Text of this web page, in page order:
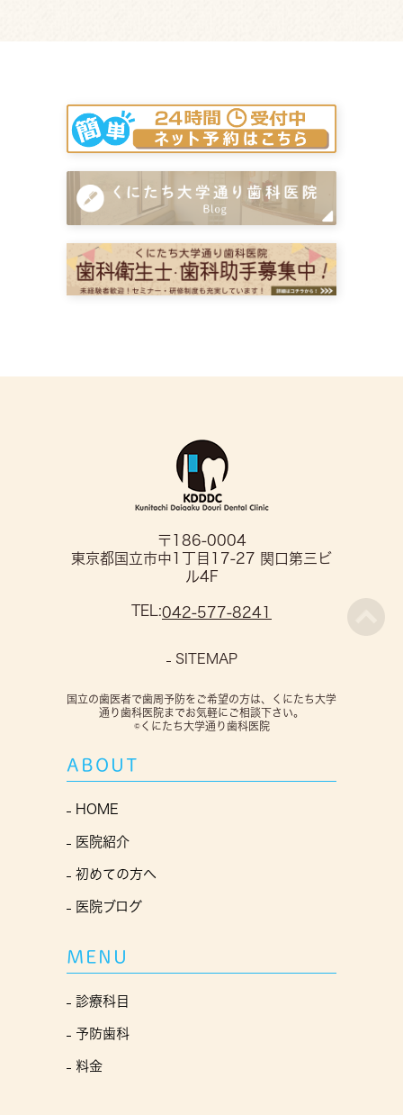
〒186-0004
東京都国立市中1丁目17-27 関口第三ビ
ル4F
TEL:042-577-8241
SITEMAP
国立の歯医者で歯周予防をご希望の方は、くにたち大学
通り歯科医院までお気軽にご相談下さい。
©くにたち大学通り歯科医院
ABOUT
HOME
医院紹介
初めての方へ
医院ブログ
MENU
診療科目
予防歯科
料金